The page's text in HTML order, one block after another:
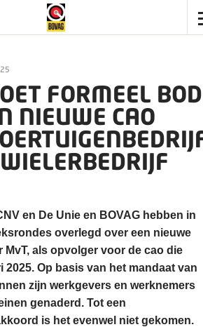
FORMEEL BOD
NIEUWE CAO
en De Unie en BOVAG hebben in
overlegd over een nieuwe
MvT, als opvolger voor de cao die
2025. Op basis van het mandaat van
zijn werkgevers en werknemers
genaderd. Tot een
is het evenwel niet gekomen.